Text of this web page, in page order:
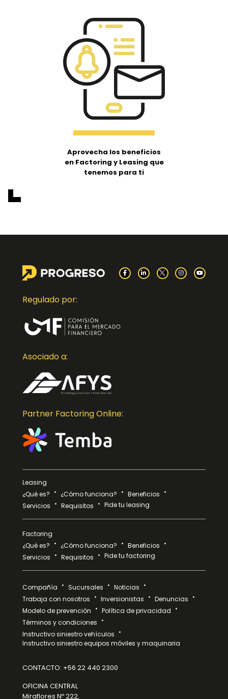
Aprovecha los beneficios
en Factoring y Leasing que
tenemos para ti
Regulado por:
Asociado a:
Partner Factoring Online:
Leasing
¿Qué es?
¿Cómo funciona?
Beneficios
Servicios
Requisitos Pide tu leasing
Factoring
¿Qué es?
¿Cómo funciona?
Beneficios
Servicios
Requisitos Pide tu factoring
Compañía Sucursales
Noticias
Trabaja con nosotros
Inversionistas
Denuncias
Modelo de prevención
Política de privacidad
Términos y condiciones
Instructivo siniestro vehículos
Instructivo siniestro equipos móviles y maquinaria
CONTACTO: +56 22 440 2300
OFICINA CENTRAL
Miraflores Nº 222,